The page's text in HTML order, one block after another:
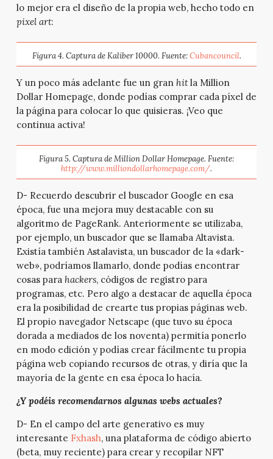
lo mejor era el diseño de la propia web, hecho todo en
pixel art:
Figura 4. Captura de Kaliber 10000. Fuente:Cubancouncil.
Y un poco más adelante fue un gran hitla Million
Dollar Homepage, donde podías comprar cada píxel de
la página para colocar lo que quisieras. ¡Veo que
continua activa!
Figura 5. Captura de Million Dollar Homepage. Fuente:
http://www.milliondollarhomepage.com/.
D- Recuerdo descubrir el buscador Google en esa
época, fue una mejora muy destacable con su
algoritmo de PageRank. Anteriormente se utilizaba,
por ejemplo, un buscador que se llamaba Altavista.
Existía también Astalavista, un buscador de la «dark-
web», podríamos llamarlo, donde podías encontrar
cosas para hackers, códigos de registro para
programas, etc. Pero algo a destacar de aquella época
era la posibilidad de crearte tus propias páginas web.
El propio navegador Netscape (que tuvo su época
dorada a mediados de los noventa) permitía ponerlo
en modo edición y podías crear fácilmente tu propia
página web copiando recursos de otras, y diría que la
mayoría de la gente en esa época lo hacía.
¿Y podéis recomendarnos algunas webs actuales?
D- En el campo del arte generativo es muy
interesante Fxhash, una plataforma de código abierto
(beta, muy reciente) para crear y recopilar NFT